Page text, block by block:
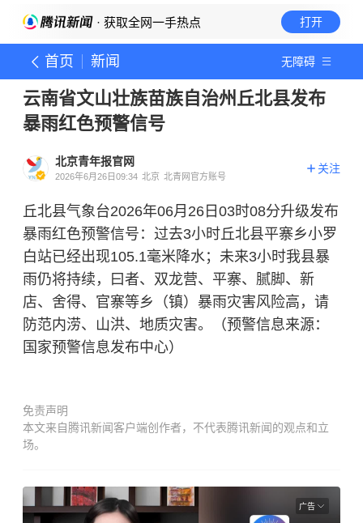
· 获取全网一手热点 打开
首页 新闻 无障碍
云南省文山壮族苗族自治州丘北县发布
暴雨红色预警信号
北京青年报官网
2026年6月26日09:34 北京 北青网官方账号
关注
丘北县气象台2026年06月26日03时08分升级发布
暴雨红色预警信号：过去3小时丘北县平寨乡小罗
白站已经出现105.1毫米降水；未来3小时我县暴
雨仍将持续，曰者、双龙营、平寨、腻脚、新
店、舍得、官寨等乡（镇）暴雨灾害风险高，请
防范内涝、山洪、地质灾害。（预警信息来源：
国家预警信息发布中心）
免责声明
本文来自腾讯新闻客户端创作者，不代表腾讯新闻的观点和立
场。
广告